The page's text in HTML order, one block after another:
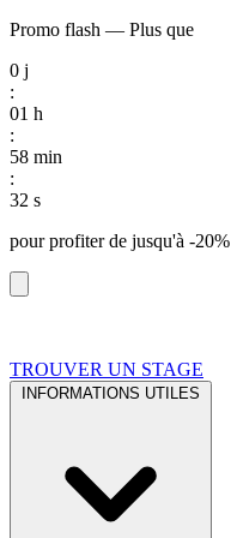
Promo flash — Plus que
0 j
:
01 h
:
58 min
:
31 s
pour profiter de jusqu'à -20%
TROUVER UN STAGE
INFORMATIONS UTILES